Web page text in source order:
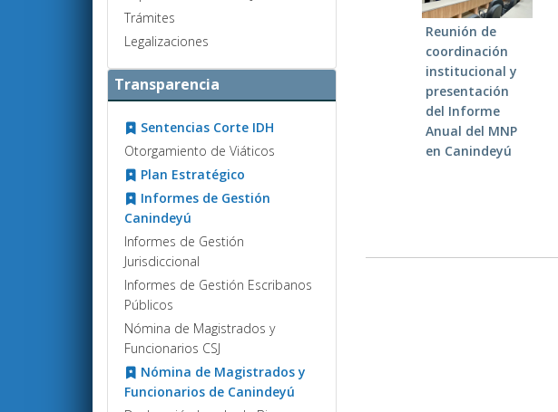
Trámites
Legalizaciones
Transparencia
Sentencias Corte IDH
Otorgamiento de Viáticos
Plan Estratégico
Informes de Gestión
Canindeyú
Informes de Gestión
Jurisdiccional
Informes de Gestión Escribanos
Públicos
Nómina de Magistrados y
Funcionarios CSJ
Nómina de Magistrados y
Funcionarios de Canindeyú
Reunión de
coordinación
institucional y
presentación
del Informe
Anual del MNP
en Canindeyú